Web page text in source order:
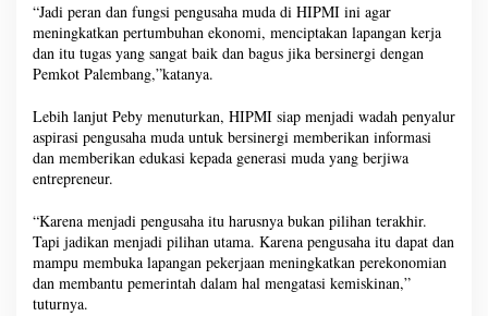
“Jadi peran dan fungsi pengusaha muda di HIPMI ini agar
meningkatkan pertumbuhan ekonomi, menciptakan lapangan kerja
dan itu tugas yang sangat baik dan bagus jika bersinergi dengan
Pemkot Palembang,”katanya.
Lebih lanjut Peby menuturkan, HIPMI siap menjadi wadah penyalur
aspirasi pengusaha muda untuk bersinergi memberikan informasi
dan memberikan edukasi kepada generasi muda yang berjiwa
entrepreneur.
“Karena menjadi pengusaha itu harusnya bukan pilihan terakhir.
Tapi jadikan menjadi pilihan utama. Karena pengusaha itu dapat dan
mampu membuka lapangan pekerjaan meningkatkan perekonomian
dan membantu pemerintah dalam hal mengatasi kemiskinan,”
tuturnya.